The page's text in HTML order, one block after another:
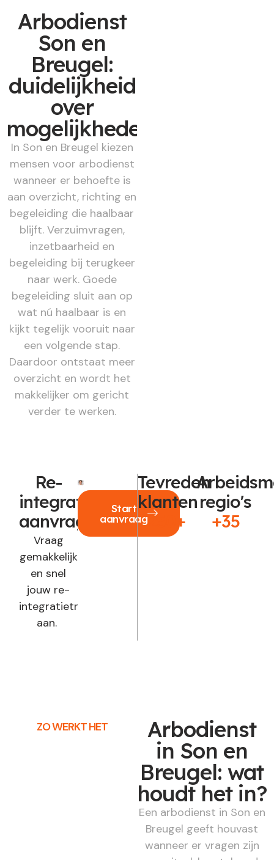
Arbodienst
Son en
Breugel:
duidelijkheid
over
mogelijkheden
In Son en Breugel kiezen
mensen voor arbodienst
wanneer er behoefte is
aan overzicht, richting en
begeleiding die haalbaar
blijft. Verzuimvragen,
inzetbaarheid en
begeleiding bij terugkeer
naar werk. Goede
begeleiding sluit aan op
wat nú haalbaar is en
kijkt tegelijk vooruit naar
een volgende stap.
Daardoor ontstaat meer
overzicht en wordt het
makkelijker om gericht
verder te werken.
Re-
integratie
aanvragen?
Vraag
gemakkelijk
en snel
jouw re-
integratietraject
aan.
Start
aanvraag
Tevreden
klanten
250+
regio's
+35
ZO WERKT HET Arbodienst
in Son en
Breugel: wat
houdt het in?
Een arbodienst in Son en
Breugel geeft houvast
wanneer er vragen zijn